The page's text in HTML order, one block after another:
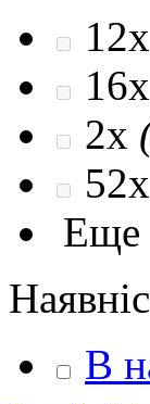
12x
16x
2x
52x
Еще
В